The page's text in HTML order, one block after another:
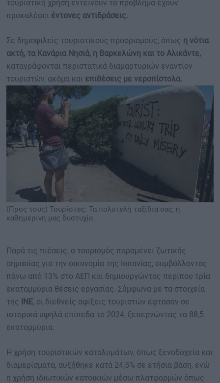
τουριστική χρήση εντείνουν το πρόβλημα έχουν
προκαλέσει έντονες αντιδράσεις.
Σε δημοφιλείς τουριστικούς προορισμούς, όπως η νότια
ακτή, τα Κανάρια Νησιά, η Βαρκελώνη και το Αλικάντε,
καταγράφονται περιστατικά διαμαρτυριών εναντίον
τουριστών, ακόμα και επιθέσεις με νεροπίστολα.
(Προς τους) Τουρίστες: Τα πολυτελή ταξίδια σας, η
καθημερινή μας δυστυχία
Παρά τις πιέσεις, ο τουρισμός παραμένει ζωτικής
σημασίας για την οικονομία της Ισπανίας, συμβάλλοντας
πάνω από 13% στο ΑΕΠ και δημιουργώντας περίπου τρία
εκατομμύρια θέσεις εργασίας. Σύμφωνα με τα στοιχεία
της
INE, οι διεθνείς αφίξεις τουριστών έφτασαν σε
ιστορικά υψηλά επίπεδα το 2024, ξεπερνώντας τα 88,5
εκατομμύρια.
Η χρήση τουριστικών καταλυμάτων, όπως ξενοδοχεία και
διαμερίσματα, αυξήθηκε κατά 24,5% σε ετήσια βάση, ενώ
η χρήση ιδιωτικών κατοικιών μέσω πλατφορμών όπως